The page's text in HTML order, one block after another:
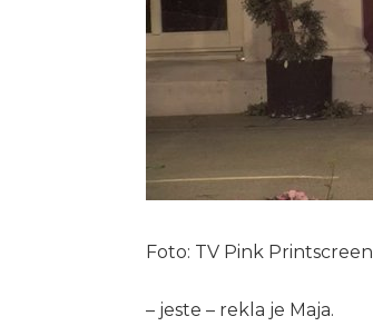
Foto: TV Pink Printscreen
– jeste – rekla je Maja.